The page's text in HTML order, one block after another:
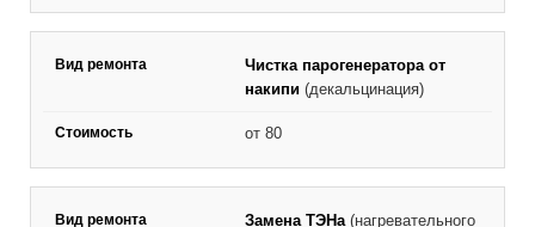
Чистка парогенератора от
накипи (декальцинация)
от 80
Замена ТЭНа (нагревательного